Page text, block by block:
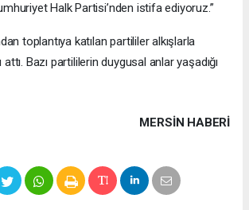
Halk Partisi’nden istifa ediyoruz.”
toplantıya katılan partililer alkışlarla
attı. Bazı partililerin duygusal anlar yaşadığı
MERSIN HABERİ